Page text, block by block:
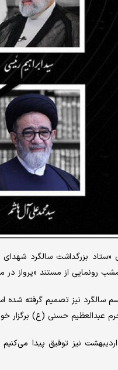
بزرگداشت سالگرد شهدای
رونمایی از مستند «پرواز
اوحدی اعلام کرد: در روز ۳۰ اردیبهشت